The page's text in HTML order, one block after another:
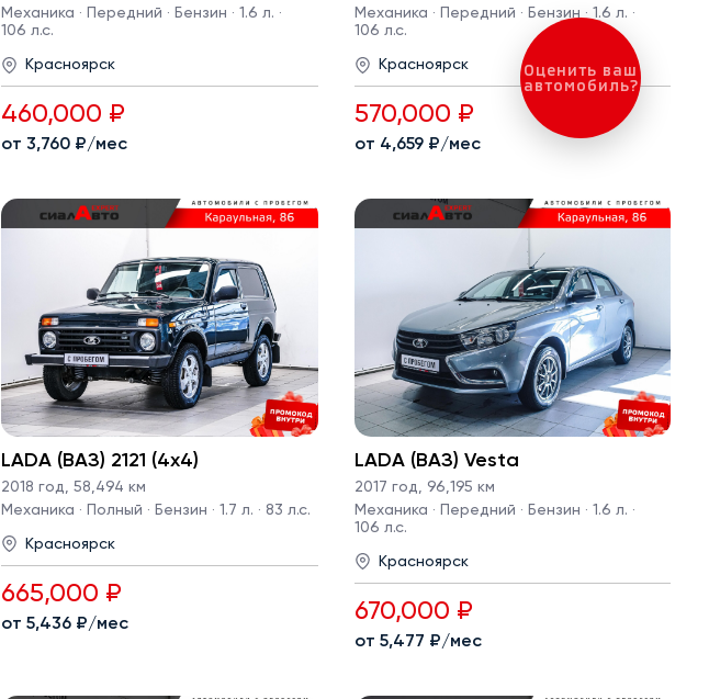
Механика · Передний · Бензин · 1.6 л. ·
106 л.с.
Красноярск
460,000 ₽
от 3,760 ₽/мес
Механика · Передний · Бензин · 1.6 л. ·
106 л.с.
Красноярск
570,000 ₽
от 4,659 ₽/мес
LADA (ВАЗ) 2121 (4x4)
2018 год
58,494 км
Механика · Полный · Бензин · 1.7 л. · 83 л.с.
Красноярск
665,000 ₽
от 5,436 ₽/мес
LADA (ВАЗ) Vesta
2017 год
96,195 км
Механика · Передний · Бензин · 1.6 л. ·
106 л.с.
Красноярск
670,000 ₽
от 5,477 ₽/мес
Оценить ваш
автомобиль?